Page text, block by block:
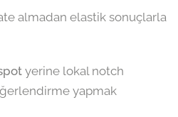
almadan elastik sonuçlarla
yerine lokal notch
yapmak